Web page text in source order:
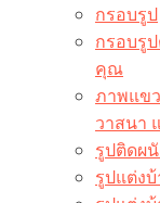
กรอบรูป
กรอบรู
คุณ
ภาพแข
วาสนา
รูปติดผ
รูปแต่ง